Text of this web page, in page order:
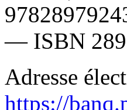
— ISBN
Adresse
https://